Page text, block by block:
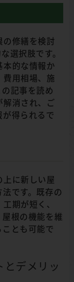
修繕を検討
選択肢です。
本的な情報か
費用相場、施
記事を読め
消され、ご
得られるで
に新しい屋
です。既存の
期が短く、
根の機能を維
とも可能で
デメリッ